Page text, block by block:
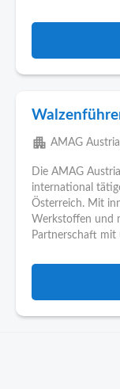
apartment AMAG
Die AMAG Austria
international
Österreich. Mit
Werkstoffen und
Partnerschaft mit